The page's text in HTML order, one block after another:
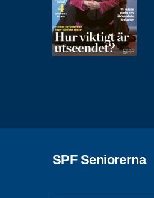
SPF Seniorerna